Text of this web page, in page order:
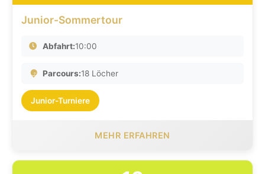
Junior-Sommertour
Abfahrt:10:00
Parcours:18 Löcher
Junior-Turniere
MEHR ERFAHREN